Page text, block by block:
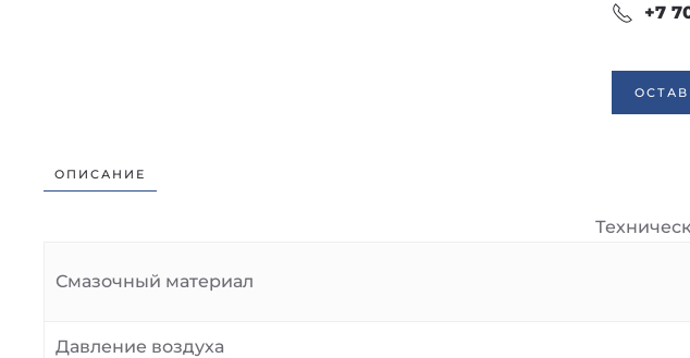
+7
ОПИСАНИЕ
Смазочный материал
Давление воздуха